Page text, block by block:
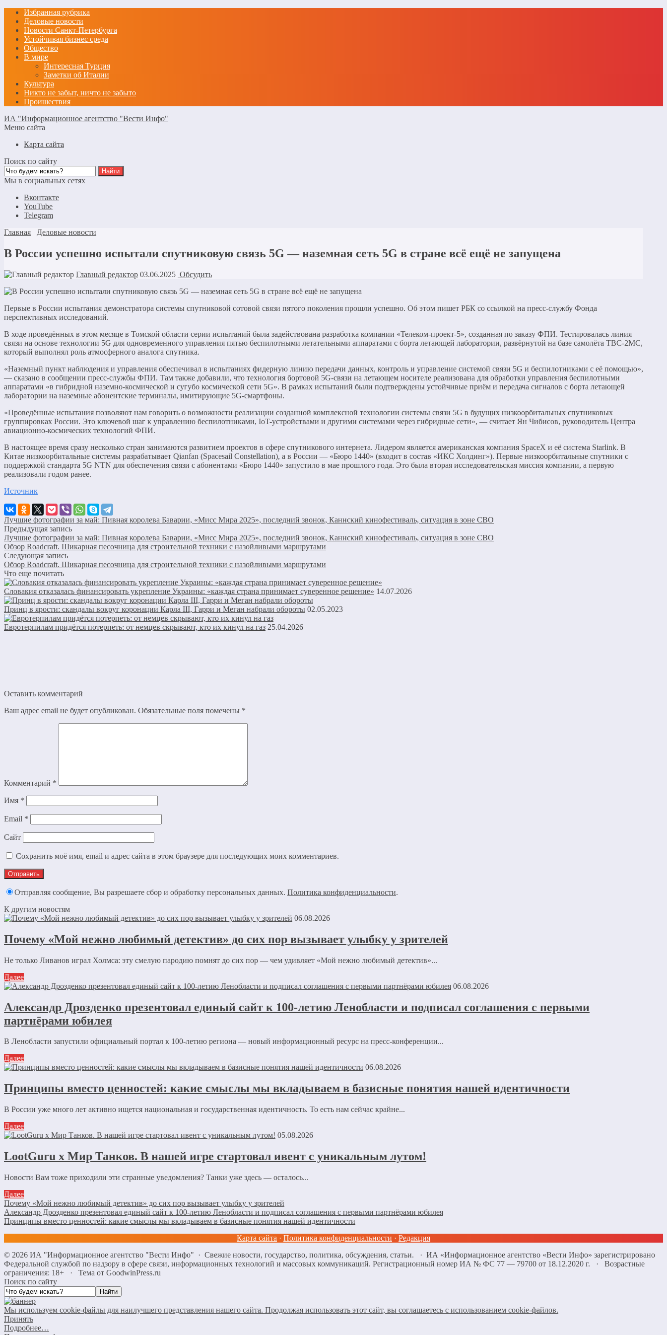
Избранная рубрика
Деловые новости
Новости Санкт-Петербурга
Устойчивая бизнес среда
Общество
В мире
Интересная Турция
Заметки об Италии
Культура
Никто не забыт, ничто не забыто
Проишествия
ИА "Информационное агентство "Вести Инфо"
Меню сайта
Карта сайта
Поиск по сайту
Мы в социальных сетях
Вконтакте
YouTube
Telegram
Главная
Деловые новости
В России успешно испытали спутниковую связь 5G — наземная сеть 5G в стране всё ещё не запущена
Главный редактор 03.06.2025 Обсудить
Первые в России испытания демонстратора системы спутниковой сотовой связи пятого поколения прошли успешно. Об этом пишет РБК со ссылкой на пресс-службу Фонда
перспективных исследований.
В ходе проведённых в этом месяце в Томской области серии испытаний была задействована разработка компании «Телеком-проект-5», созданная по заказу ФПИ. Тестировалась линия
связи на основе технологии 5G для одновременного управления пятью беспилотными летательными аппаратами с борта летающей лаборатории, развёрнутой на базе самолёта ТВС-2МС,
который выполнял роль атмосферного аналога спутника.
«Наземный пункт наблюдения и управления обеспечивал в испытаниях фидерную линию передачи данных, контроль и управление системой связи 5G и беспилотниками с её помощью»,
— сказано в сообщении пресс-службы ФПИ. Там также добавили, что технология бортовой 5G-связи на летающем носителе реализована для обработки управления беспилотными
аппаратами «в гибридной наземно-космической и сугубо космической сети 5G». В рамках испытаний были подтверждены устойчивые приём и передача сигналов с борта летающей
лаборатории на наземные абонентские терминалы, имитирующие 5G-смартфоны.
«Проведённые испытания позволяют нам говорить о возможности реализации созданной комплексной технологии системы связи 5G в будущих низкоорбитальных спутниковых
группировках России. Это ключевой шаг к управлению беспилотниками, IoT-устройствами и другими системами через гибридные сети», — считает Ян Чибисов, руководитель Центра
авиационно-космических технологий ФПИ.
В настоящее время сразу несколько стран занимаются развитием проектов в сфере спутникового интернета. Лидером является американская компания SpaceX и её система Starlink. В
Китае низкоорбитальные системы разрабатывает Qianfan (Spacesail Constellation), а в России — «Бюро 1440» (входит в состав «ИКС Холдинг»). Первые низкоорбитальные спутники с
поддержкой стандарта 5G NTN для обеспечения связи с абонентами «Бюро 1440» запустило в мае прошлого года. Это была вторая исследовательская миссия компании, а первую
реализовали годом ранее.
Источник
Лучшие фотографии за май: Пивная королева Баварии, «Мисс Мира 2025», последний звонок, Каннский кинофестиваль, ситуация в зоне СВО
Предыдущая запись
Лучшие фотографии за май: Пивная королева Баварии, «Мисс Мира 2025», последний звонок, Каннский кинофестиваль, ситуация в зоне СВО
Обзор Roadcraft. Шикарная песочница для строительной техники с назойливыми маршрутами
Следующая запись
Обзор Roadcraft. Шикарная песочница для строительной техники с назойливыми маршрутами
Что еще почитать
Словакия отказалась финансировать укрепление Украины: «каждая страна принимает суверенное решение» 14.07.2026
Принц в ярости: скандалы вокруг коронации Карла III, Гарри и Меган набрали обороты 02.05.2023
Евротерпилам придётся потерпеть: от немцев скрывают, кто их кинул на газ 25.04.2026
Оставить комментарий
Ваш адрес email не будет опубликован. Обязательные поля помечены *
Комментарий *
Имя *
Email *
Сайт
Сохранить моё имя, email и адрес сайта в этом браузере для последующих моих комментариев.
Отправляя сообщение, Вы разрешаете сбор и обработку персональных данных. Политика конфиденциальности.
К другим новостям
06.08.2026
Почему «Мой нежно любимый детектив» до сих пор вызывает улыбку у зрителей
Не только Ливанов играл Холмса: эту смелую пародию помнят до сих пор — чем удивляет «Мой нежно любимый детектив»...
Далее
06.08.2026
Александр Дрозденко презентовал единый сайт к 100-летию Ленобласти и подписал соглашения с первыми
партнёрами юбилея
В Ленобласти запустили официальный портал к 100-летию региона — новый информационный ресурс на пресс-конференции...
Далее
06.08.2026
Принципы вместо ценностей: какие смыслы мы вкладываем в базисные понятия нашей идентичности
В России уже много лет активно ищется национальная и государственная идентичность. То есть нам сейчас крайне...
Далее
05.08.2026
LootGuru x Мир Танков. В нашей игре стартовал ивент с уникальным лутом!
Новости Вам тоже приходили эти странные уведомления? Танки уже здесь — осталось...
Далее
Почему «Мой нежно любимый детектив» до сих пор вызывает улыбку у зрителей
Александр Дрозденко презентовал единый сайт к 100-летию Ленобласти и подписал соглашения с первыми партнёрами юбилея
Принципы вместо ценностей: какие смыслы мы вкладываем в базисные понятия нашей идентичности
Карта сайта · Политика конфиденциальности · Редакция
© 2026 ИА "Информационное агентство "Вести Инфо" · Свежие новости, государство, политика, обсуждения, статьи. · ИА «Информационное агентство «Вести Инфо» зарегистрировано
Федеральной службой по надзору в сфере связи, информационных технологий и массовых коммуникаций. Регистрационный номер ИА № ФС 77 — 79700 от 18.12.2020 г. · Возрастные
ограничения: 18+
· Тема от GoodwinPress.ru
Поиск по сайту
Мы используем cookie-файлы для наилучшего представления нашего сайта. Продолжая использовать этот сайт, вы соглашаетесь с использованием cookie-файлов.
Принять
Подробнее…